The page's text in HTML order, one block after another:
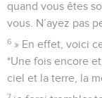
quand vous êtes
vous. N’ayez pas
6 » En effet, voici
*Une fois encore
ciel et la terre, la
7